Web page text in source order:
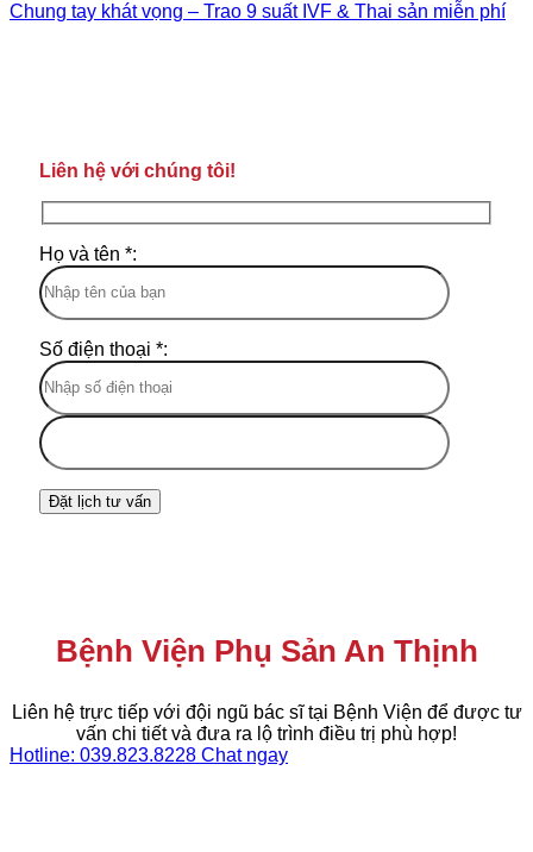
Chung tay khát vọng – Trao 9 suất IVF & Thai sản miễn phí
Liên hệ với chúng tôi!
Họ và tên *:
Số điện thoại *:
Bệnh Viện Phụ Sản An Thịnh
Liên hệ trực tiếp với đội ngũ bác sĩ tại Bệnh Viện để được tư
vấn chi tiết và đưa ra lộ trình điều trị phù hợp!
Hotline: 039.823.8228 Chat ngay